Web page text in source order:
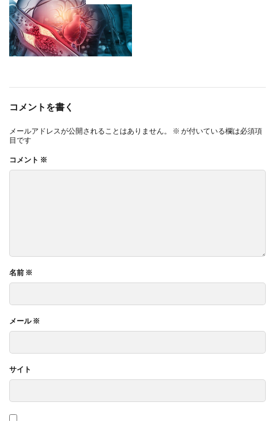
コメントを書く
メールアドレスが公開されることはありません。 ※ が付いている欄は必須項
目です
コメント ※
名前 ※
メール※
サイト